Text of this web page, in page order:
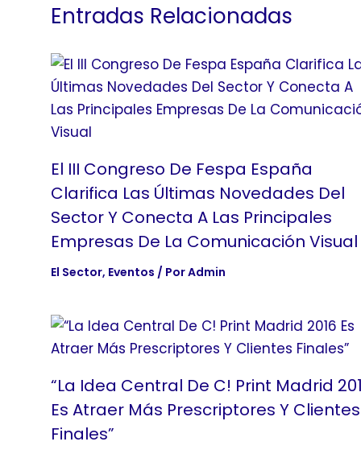
Entradas Relacionadas
El III Congreso De Fespa España
Clarifica Las Últimas Novedades Del
Sector Y Conecta A Las Principales
Empresas De La Comunicación Visual
El Sector, Eventos / PorAdmin
“La Idea Central De C! Print Madrid
Es Atraer Más Prescriptores Y Clientes
Finales”